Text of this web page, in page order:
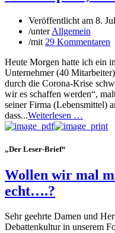
Veröffentlicht am 8.
/unterAllgemein
/mit 29 Kommentaren
Heute Morgen hatte ich ein
Unternehmer (40
durch die Corona-Krise
wir es schaffen werden“,
seiner Firma (Lebensmittel)
dass...Weiterlesen …
„Der Leser-Brief“
Wollen wir mal
echt….?
Sehr geehrte Damen und
Debattenkultur in unserem